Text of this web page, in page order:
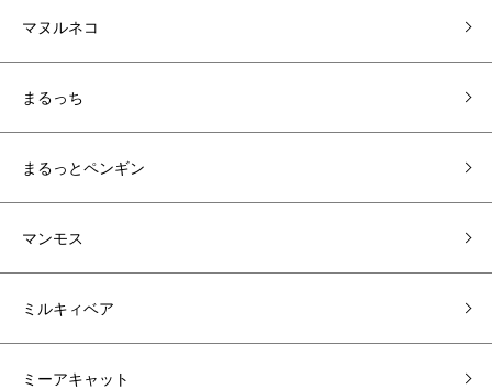
マヌルネコ
まるっち
まるっとペンギン
マンモス
ミルキィベア
ミーアキャット